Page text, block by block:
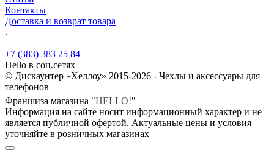
Контакты
Доставка и возврат товара
.
+7 (383) 383 25 84
Hello в соц.сетях
© Дискаунтер «Хеллоу» 2015-2026 - Чехлы и аксессуары для
телефонов
Франшиза магазина "HELLO!"
Информация на сайте носит информационный характер и не
является публичной офертой. Актуальные цены и условия
уточняйте в розничных магазинах